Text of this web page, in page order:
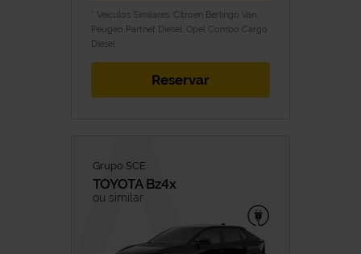
* Veículos Similares: Citroen Berlingo Van,
Peugeo Partnet Diesel, Opel Combo Cargo
Diesel
Reservar
Grupo SCE
TOYOTA Bz4x
ou similar